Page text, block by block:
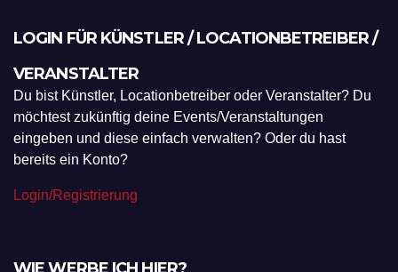
LOGIN FÜR KÜNSTLER / LOCATIONBETREIBER /
VERANSTALTER
Du bist Künstler, Locationbetreiber oder Veranstalter? Du
möchtest zukünftig deine Events/Veranstaltungen
eingeben und diese einfach verwalten? Oder du hast
bereits ein Konto?
Login/Registrierung